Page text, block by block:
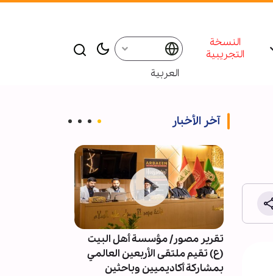
النسخة
التجريبية
العربية
آخر الأخبار
تقرير مصور/ مؤسسة أهل البيت
(ع) تقيم ملتقى الأربعين العالمي
بمشاركة أكاديميين وباحثين